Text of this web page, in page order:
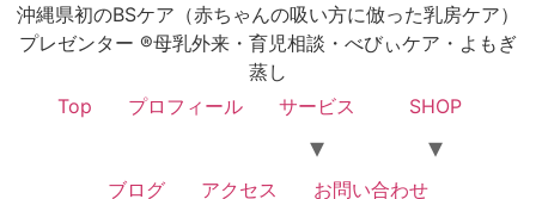
沖縄県初のBSケア（赤ちゃんの吸い方に倣った乳房ケア）
プレゼンター ®母乳外来・育児相談・べびぃケア・よもぎ
蒸し
Top
プロフィール サービス SHOP
ブログ アクセス お問い合わせ